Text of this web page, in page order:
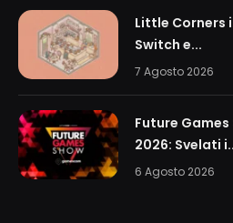
Little Corners
Switch e...
7 Agosto 2026
Future
2026: Svelati
6 Agosto 2026